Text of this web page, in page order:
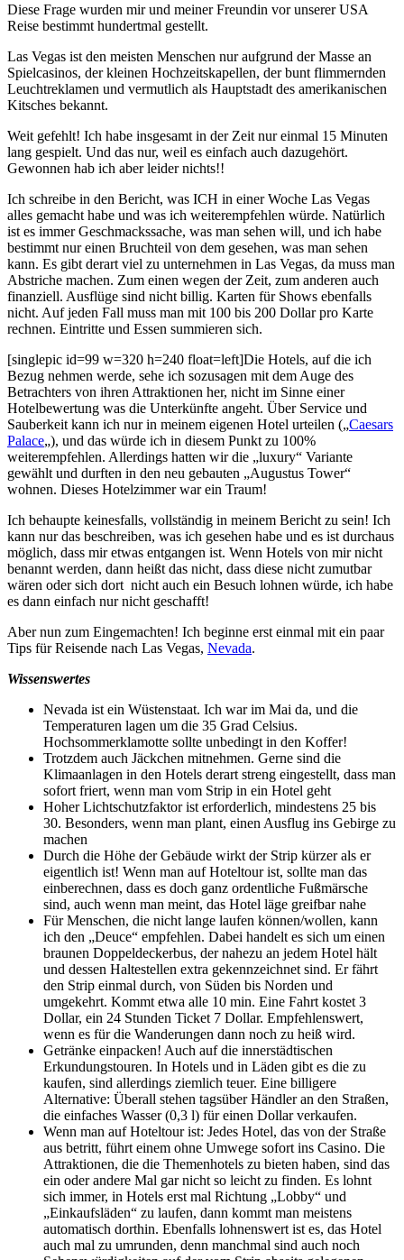
Diese Frage wurden mir und meiner Freundin vor unserer USA
Reise bestimmt hundertmal gestellt.
Las Vegas ist den meisten Menschen nur aufgrund der Masse an
Spielcasinos, der kleinen Hochzeitskapellen, der bunt flimmernden
Leuchtreklamen und vermutlich als Hauptstadt des amerikanischen
Kitsches bekannt.
Weit gefehlt! Ich habe insgesamt in der Zeit nur einmal 15 Minuten
lang gespielt. Und das nur, weil es einfach auch dazugehört.
Gewonnen hab ich aber leider nichts!!
Ich schreibe in den Bericht, was ICH in einer Woche Las Vegas
alles gemacht habe und was ich weiterempfehlen würde. Natürlich
ist es immer Geschmackssache, was man sehen will, und ich habe
bestimmt nur einen Bruchteil von dem gesehen, was man sehen
kann. Es gibt derart viel zu unternehmen in Las Vegas, da muss man
Abstriche machen. Zum einen wegen der Zeit, zum anderen auch
finanziell. Ausflüge sind nicht billig. Karten für Shows ebenfalls
nicht. Auf jeden Fall muss man mit 100 bis 200 Dollar pro Karte
rechnen. Eintritte und Essen summieren sich.
[singlepic id=99 w=320 h=240 float=left]Die Hotels, auf die ich
Bezug nehmen werde, sehe ich sozusagen mit dem Auge des
Betrachters von ihren Attraktionen her, nicht im Sinne einer
Hotelbewertung was die Unterkünfte angeht. Über Service und
Sauberkeit kann ich nur in meinem eigenen Hotel urteilen („Caesars
Palace„), und das würde ich in diesem Punkt zu 100%
weiterempfehlen. Allerdings hatten wir die „luxury“ Variante
gewählt und durften in den neu gebauten „Augustus Tower“
wohnen. Dieses Hotelzimmer war ein Traum!
Ich behaupte keinesfalls, vollständig in meinem Bericht zu sein! Ich
kann nur das beschreiben, was ich gesehen habe und es ist durchaus
möglich, dass mir etwas entgangen ist. Wenn Hotels von mir nicht
benannt werden, dann heißt das nicht, dass diese nicht zumutbar
wären oder sich dort nicht auch ein Besuch lohnen würde, ich habe
es dann einfach nur nicht geschafft!
Aber nun zum Eingemachten! Ich beginne erst einmal mit ein paar
Tips für Reisende nach Las Vegas, Nevada.
Wissenswertes
Nevada ist ein Wüstenstaat. Ich war im Mai da, und die
Temperaturen lagen um die 35 Grad Celsius.
Hochsommerklamotte sollte unbedingt in den Koffer!
Trotzdem auch Jäckchen mitnehmen. Gerne sind die
Klimaanlagen in den Hotels derart streng eingestellt, dass man
sofort friert, wenn man vom Strip in ein Hotel geht
Hoher Lichtschutzfaktor ist erforderlich, mindestens 25 bis
30. Besonders, wenn man plant, einen Ausflug ins Gebirge zu
machen
Durch die Höhe der Gebäude wirkt der Strip kürzer als er
eigentlich ist! Wenn man auf Hoteltour ist, sollte man das
einberechnen, dass es doch ganz ordentliche Fußmärsche
sind, auch wenn man meint, das Hotel läge greifbar nahe
Für Menschen, die nicht lange laufen können/wollen, kann
ich den „Deuce“ empfehlen. Dabei handelt es sich um einen
braunen Doppeldeckerbus, der nahezu an jedem Hotel hält
und dessen Haltestellen extra gekennzeichnet sind. Er fährt
den Strip einmal durch, von Süden bis Norden und
umgekehrt. Kommt etwa alle 10 min. Eine Fahrt kostet 3
Dollar, ein 24 Stunden Ticket 7 Dollar. Empfehlenswert,
wenn es für die Wanderungen dann noch zu heiß wird.
Getränke einpacken! Auch auf die innerstädtischen
Erkundungstouren. In Hotels und in Läden gibt es die zu
kaufen, sind allerdings ziemlich teuer. Eine billigere
Alternative: Überall stehen tagsüber Händler an den Straßen,
die einfaches Wasser (0,3 l) für einen Dollar verkaufen.
Wenn man auf Hoteltour ist: Jedes Hotel, das von der Straße
aus betritt, führt einem ohne Umwege sofort ins Casino. Die
Attraktionen, die die Themenhotels zu bieten haben, sind das
ein oder andere Mal gar nicht so leicht zu finden. Es lohnt
sich immer, in Hotels erst mal Richtung „Lobby“ und
„Einkaufsläden“ zu laufen, dann kommt man meistens
automatisch dorthin. Ebenfalls lohnenswert ist es, das Hotel
auch mal zu umrunden, denn manchmal sind auch noch